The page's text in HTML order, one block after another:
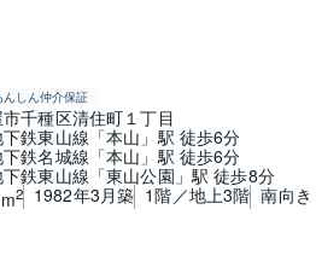
んしん仲介保証
千種区清住町１丁目
鉄東山線「本山」駅 徒歩6分
鉄名城線「本山」駅 徒歩6分
鉄東山線「東山公園」駅 徒歩8分
2 1982年3月築 1階／地上3階 南向き